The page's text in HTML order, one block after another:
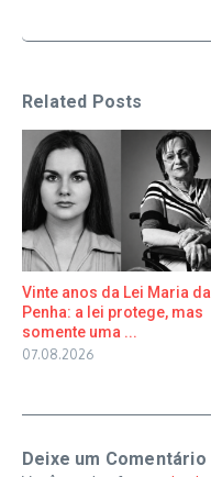
Related Posts
Vinte anos da Lei Maria da
Penha: a lei protege, mas
somente uma ...
07.08.2026
Deixe um Comentário